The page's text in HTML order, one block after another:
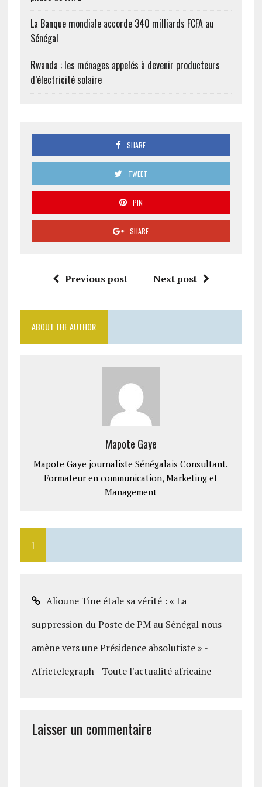
La Banque mondiale accorde 340 milliards FCFA au
Sénégal
Rwanda : les ménages appelés à devenir producteurs
d’électricité solaire
SHARE
TWEET
PIN
SHARE
Previous post Next post
ABOUT THE AUTHOR
Mapote Gaye
Mapote Gaye journaliste Sénégalais Consultant.
Formateur en communication, Marketing et
Management
1
Alioune Tine étale sa vérité : « La
suppression du Poste de PM au Sénégal nous
amène vers une Présidence absolutiste » -
Africtelegraph - Toute l'actualité africaine
Laisser un commentaire